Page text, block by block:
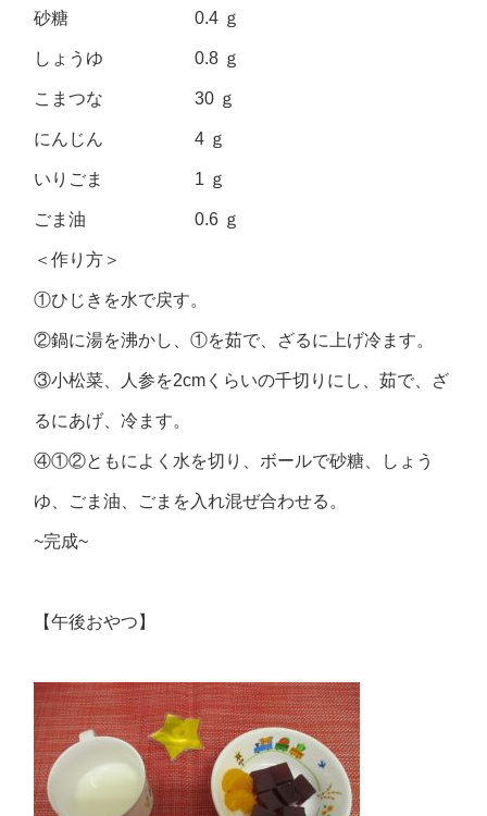
砂糖 0.4 ｇ
しょうゆ 0.8 ｇ
こまつな 30 ｇ
にんじん 4 ｇ
いりごま 1 ｇ
ごま油 0.6 ｇ
＜作り方＞
①ひじきを水で戻す。
②鍋に湯を沸かし、①を茹で、ざるに上げ冷ます。
③小松菜、人参を2cmくらいの千切りにし、茹で、ざ
るにあげ、冷ます。
④①②ともによく水を切り、ボールで砂糖、しょう
ゆ、ごま油、ごまを入れ混ぜ合わせる。
~完成~
【午後おやつ】